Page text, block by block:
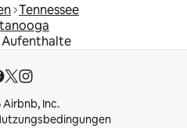
Tennessee
Inc.